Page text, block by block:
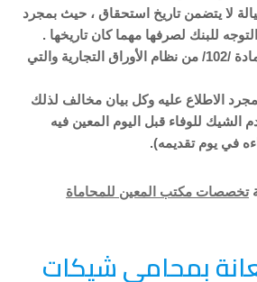
لا يتضمن تاريخ استحقاق ، حيث بمجرد
للبنك لصرفها مهما كان تاريخها .
وذلك استناداً إلى نص المادة /102/ من نظام الأوراق التجارية والتي
الاطلاع عليه وكل بيان مخالف لذلك
الشيك للوفاء قبل اليوم المعين فيه
في يوم تقديمه).
تخصصات مكتب المعين للمحاماة
بمحامي شيكات